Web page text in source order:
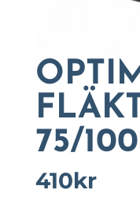
75/100
410kr